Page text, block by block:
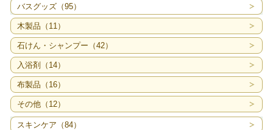
バスグッズ（95）
木製品（11）
石けん・シャンプー（42）
入浴剤（14）
布製品（16）
その他（12）
スキンケア（84）